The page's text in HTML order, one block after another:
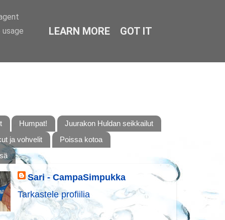
Humpat!
Juurakon Huldan seikkailut
ja vohvelit
Poissa kotoa
Sari - CampaSimpukka
Tarkastele profiilia
LEARN MORE GOT IT